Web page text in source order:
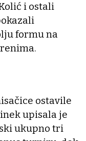
i ostali
formu na
ostavile
upisala je
ukupno tri